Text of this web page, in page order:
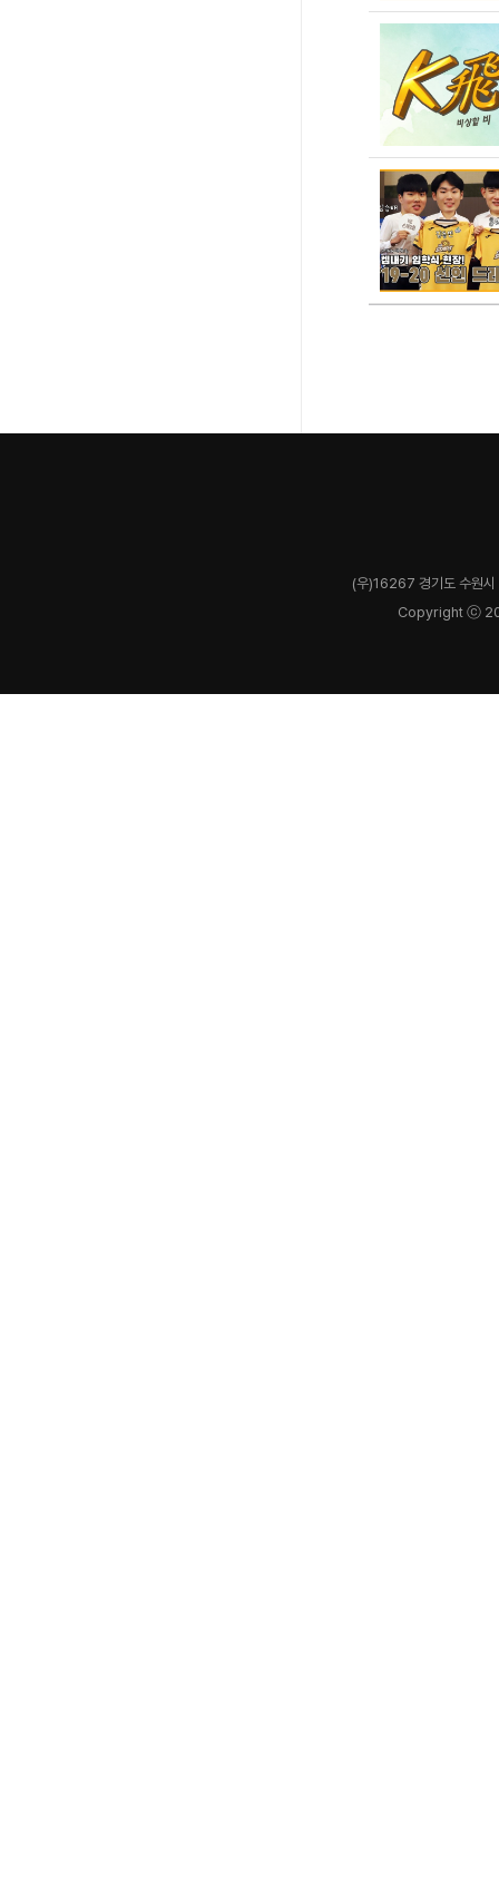
(우)16267 경기도 수원
Copyright ⓒ